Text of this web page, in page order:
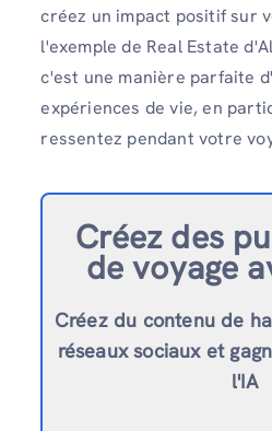
créez un impact positif sur
l'exemple de Real Estate
c'est une manière parfaite
expériences de vie, en
ressentez pendant votre
Créez des
de voyage
Créez du contenu de
réseaux sociaux et
l'IA